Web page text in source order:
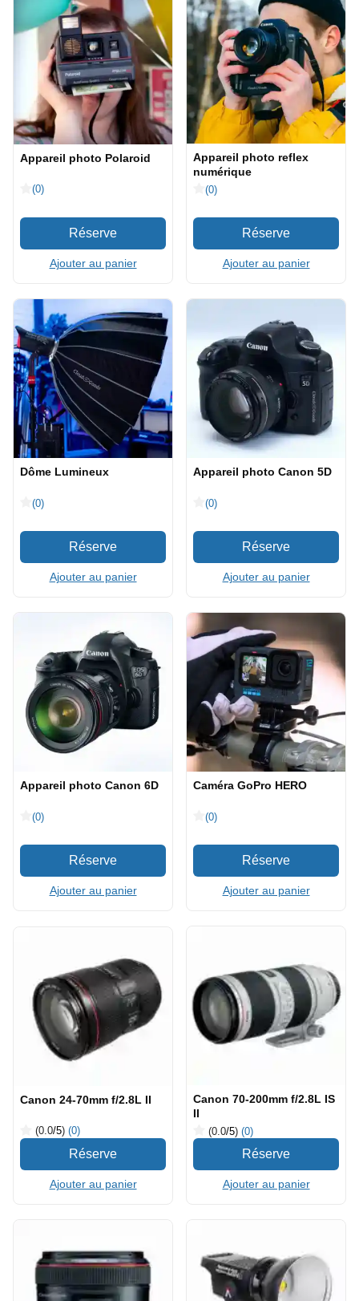
Appareil photo Polaroid
(0)
Ajouter au panier
Appareil photo reflex
numérique
(0)
Ajouter au panier
Dôme Lumineux
(0)
Ajouter au panier
Appareil photo Canon 5D
(0)
Ajouter au panier
Appareil photo Canon 6D
(0)
Ajouter au panier
Caméra GoPro HERO
(0)
Ajouter au panier
Canon 24-70mm f/2.8L II
(0.0/5) (0)
Ajouter au panier
Canon 70-200mm f/2.8L IS
II
(0.0/5) (0)
Ajouter au panier